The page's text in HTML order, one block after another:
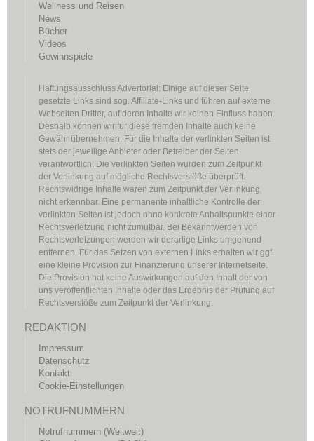
Wellness und Reisen
News
Bücher
Videos
Gewinnspiele
Haftungsausschluss Advertorial: Einige auf dieser Seite
gesetzte Links sind sog. Affiliate-Links und führen auf externe
Webseiten Dritter, auf deren Inhalte wir keinen Einfluss haben.
Deshalb können wir für diese fremden Inhalte auch keine
Gewähr übernehmen. Für die Inhalte der verlinkten Seiten ist
stets der jeweilige Anbieter oder Betreiber der Seiten
verantwortlich. Die verlinkten Seiten wurden zum Zeitpunkt
der Verlinkung auf mögliche Rechtsverstöße überprüft.
Rechtswidrige Inhalte waren zum Zeitpunkt der Verlinkung
nicht erkennbar. Eine permanente inhaltliche Kontrolle der
verlinkten Seiten ist jedoch ohne konkrete Anhaltspunkte einer
Rechtsverletzung nicht zumutbar. Bei Bekanntwerden von
Rechtsverletzungen werden wir derartige Links umgehend
entfernen. Für das Setzen von externen Links erhalten wir ggf.
eine kleine Provision zur Finanzierung unserer Internetseite.
Die Provision hat keine Auswirkungen auf den Inhalt der von
uns veröffentlichten Inhalte oder das Ergebnis der Prüfung auf
Rechtsverstöße zum Zeitpunkt der Verlinkung.
REDAKTION
Impressum
Datenschutz
Kontakt
Cookie-Einstellungen
NOTRUFNUMMERN
Notrufnummern (Weltweit)